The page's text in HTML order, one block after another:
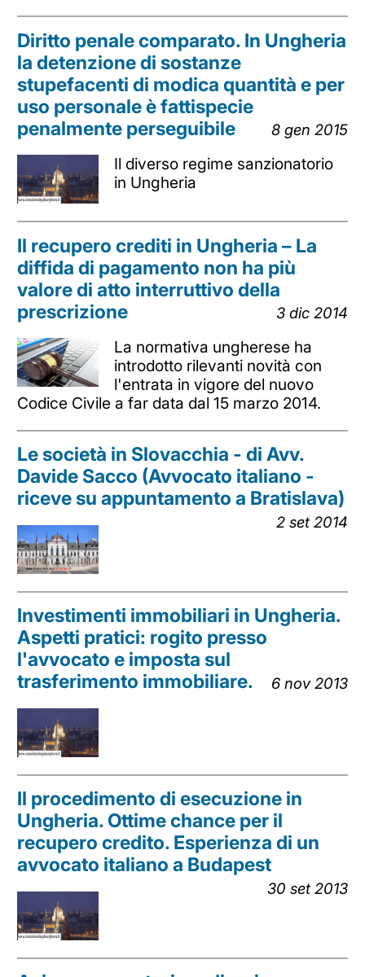
Diritto penale comparato. In Ungheria
la detenzione di sostanze
stupefacenti di modica quantità e per
uso personale è fattispecie
penalmente perseguibile
8 gen 2015
Il diverso regime sanzionatorio
in Ungheria
Il recupero crediti in Ungheria – La
diffida di pagamento non ha più
valore di atto interruttivo della
prescrizione
3 dic 2014
La normativa ungherese ha
introdotto rilevanti novità con
l'entrata in vigore del nuovo
Codice Civile a far data dal 15 marzo 2014.
Le società in Slovacchia - di Avv.
Davide Sacco (Avvocato italiano -
riceve su appuntamento a Bratislava)
2 set 2014
Investimenti immobiliari in Ungheria.
Aspetti pratici: rogito presso
l'avvocato e imposta sul
trasferimento immobiliare.
6 nov 2013
Il procedimento di esecuzione in
Ungheria. Ottime chance per il
recupero credito. Esperienza di un
avvocato italiano a Budapest
30 set 2013